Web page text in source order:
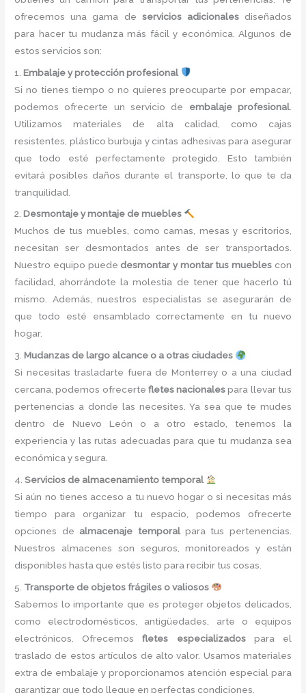
ofrecemos una gama de servicios adicionalesdiseñados
para hacer tu mudanza más fácil y económica. Algunos de
estos servicios son:
1.Embalaje y protección profesional
Si no tienes tiempo o no quieres preocuparte por empacar,
podemos ofrecerte un servicio de embalaje profesional.
Utilizamos materiales de alta calidad, como cajas
resistentes, plástico burbuja y cintas adhesivas para asegurar
que todo esté perfectamente protegido. Esto también
evitará posibles daños durante el transporte, lo que te da
tranquilidad.
2.Desmontaje y montaje de muebles
Muchos de tus muebles, como camas, mesas y escritorios,
necesitan ser desmontados antes de ser transportados.
Nuestro equipo puede desmontar y montar tus muebles con
facilidad, ahorrándote la molestia de tener que hacerlo tú
mismo. Además, nuestros especialistas se asegurarán de
que todo esté ensamblado correctamente en tu nuevo
hogar.
3.Mudanzas de largo alcance o a otras ciudades
Si necesitas trasladarte fuera de Monterrey o a una ciudad
cercana, podemos ofrecerte fletes nacionalespara llevar tus
pertenencias a donde las necesites. Ya sea que te mudes
dentro de Nuevo León o a otro estado, tenemos la
experiencia y las rutas adecuadas para que tu mudanza sea
económica y segura.
4.Servicios de almacenamiento temporal
Si aún no tienes acceso a tu nuevo hogar o si necesitas más
tiempo para organizar tu espacio, podemos ofrecerte
opciones de almacenaje temporalpara tus pertenencias.
Nuestros almacenes son seguros, monitoreados y están
disponibles hasta que estés listo para recibir tus cosas.
5. Transporte de objetos frágiles o valiosos
Sabemos lo importante que es proteger objetos delicados,
como electrodomésticos, antigüedades, arte o equipos
electrónicos. Ofrecemosfletes especializadospara el
traslado de estos artículos de alto valor. Usamos materiales
extra de embalaje y proporcionamos atención especial para
garantizar que todo llegue en perfectas condiciones.